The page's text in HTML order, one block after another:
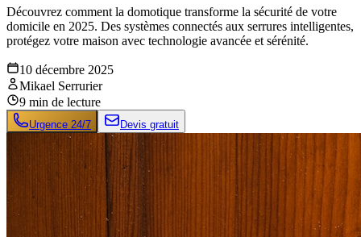
Découvrez comment la domotique transforme la sécurité de votre
domicile en 2025. Des systèmes connectés aux serrures intelligentes,
protégez votre maison avec technologie avancée et sérénité.
10 décembre 2025
Mikael Serrurier
9 min de lecture
Urgence 24/7 Devis gratuit